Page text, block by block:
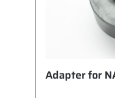
Adapter for